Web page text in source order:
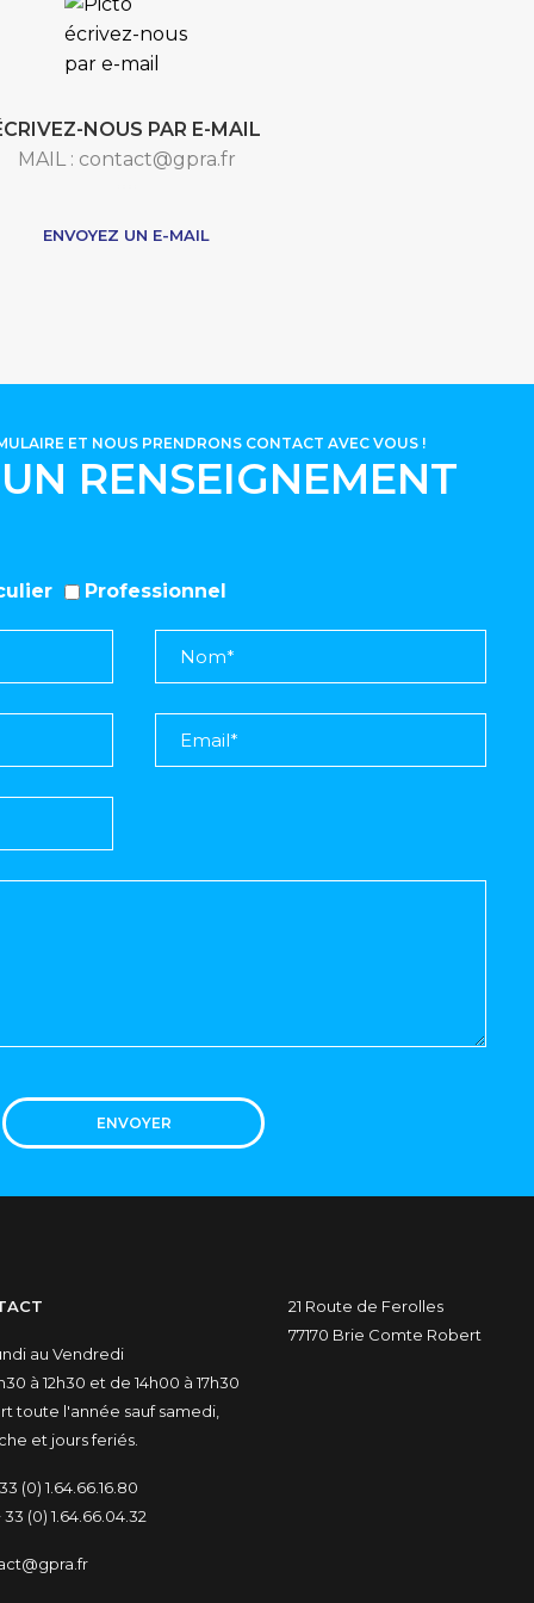
NOUS PAR E-MAIL
MAIL : contact@gpra.fr
ENVOYEZ UN E-MAIL
RENSEIGNEMENT
ET NOUS PRENDRONS CONTACT AVEC VOUS !
Professionnel
ENVOYER
au Vendredi
à 12h30 et de 14h00 à 17h30
toute l'année sauf samedi,
et jours feriés.
(0) 1.64.66.16.80
33 (0) 1.64.66.04.32
21 Route de Ferolles
77170 Brie Comte Robert